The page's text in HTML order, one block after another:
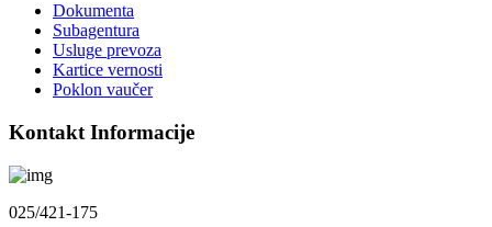
Dokumenta
Subagentura
Usluge prevoza
Kartice vernosti
Poklon vaučer
Kontakt Informacije
025/421-175